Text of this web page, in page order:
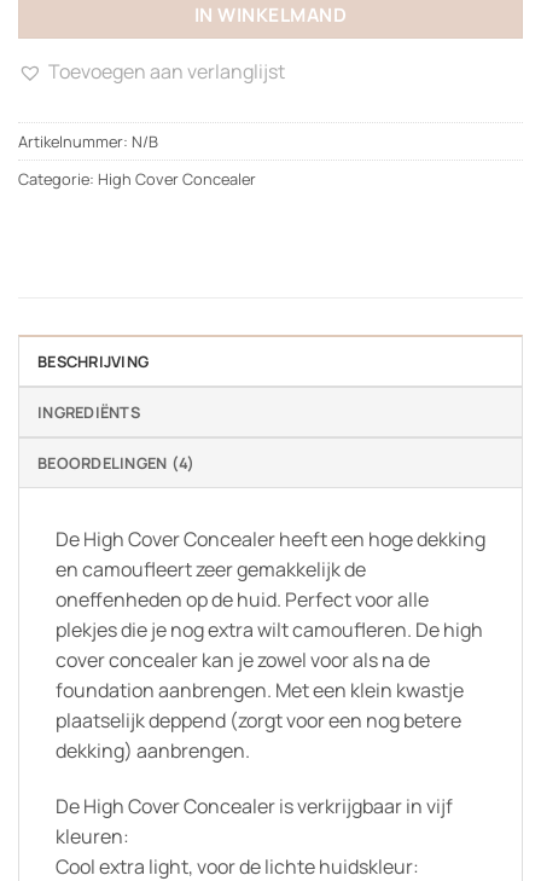
IN WINKELMAND
Toevoegen aan verlanglijst
Artikelnummer: N/B
Categorie: High Cover Concealer
BESCHRIJVING
INGREDIËNTS
BEOORDELINGEN (4)
De High Cover Concealer heeft een hoge dekking
en camoufleert zeer gemakkelijk de
oneffenheden op de huid. Perfect voor alle
plekjes die je nog extra wilt camoufleren. De high
cover concealer kan je zowel voor als na de
foundation aanbrengen. Met een klein kwastje
plaatselijk deppend (zorgt voor een nog betere
dekking) aanbrengen.
De High Cover Concealer is verkrijgbaar in vijf
kleuren:
Cool extra light, voor de lichte huidskleur: